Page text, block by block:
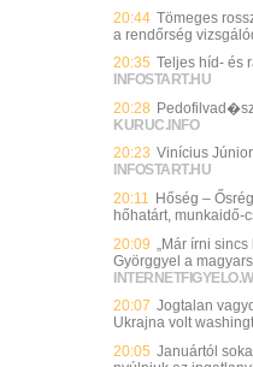
20:44 Tömeges
a rendőrség
20:35 Teljes híd- és
INFOSTART.HU
20:28
KURUC.INFO
20:23 Vinícius
INFOSTART.HU
20:11 Hőség –
hőhatárt, munkaidő-
20:09
„Már írni
Györggyel a
20:07 Jogtalan
Ukrajna volt
20:05 Januártól